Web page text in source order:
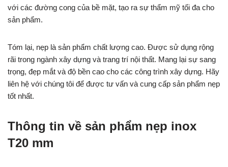
với các đường cong của bề mặt, tạo ra sự thẩm mỹ tối đa cho
sản phẩm.
Tóm lại, nẹp là sản phẩm chất lượng cao. Được sử dụng rộng
rãi trong ngành xây dựng và trang trí nội thất. Mang lại sự sang
trọng, đẹp mắt và độ bền cao cho các công trình xây dựng. Hãy
liên hệ với chúng tôi để được tư vấn và cung cấp sản phẩm nẹp
tốt nhất.
Thông tin về sản phẩm nẹp inox
T20 mm